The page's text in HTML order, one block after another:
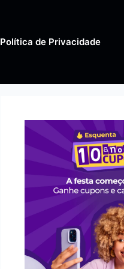
Política de Privacidade